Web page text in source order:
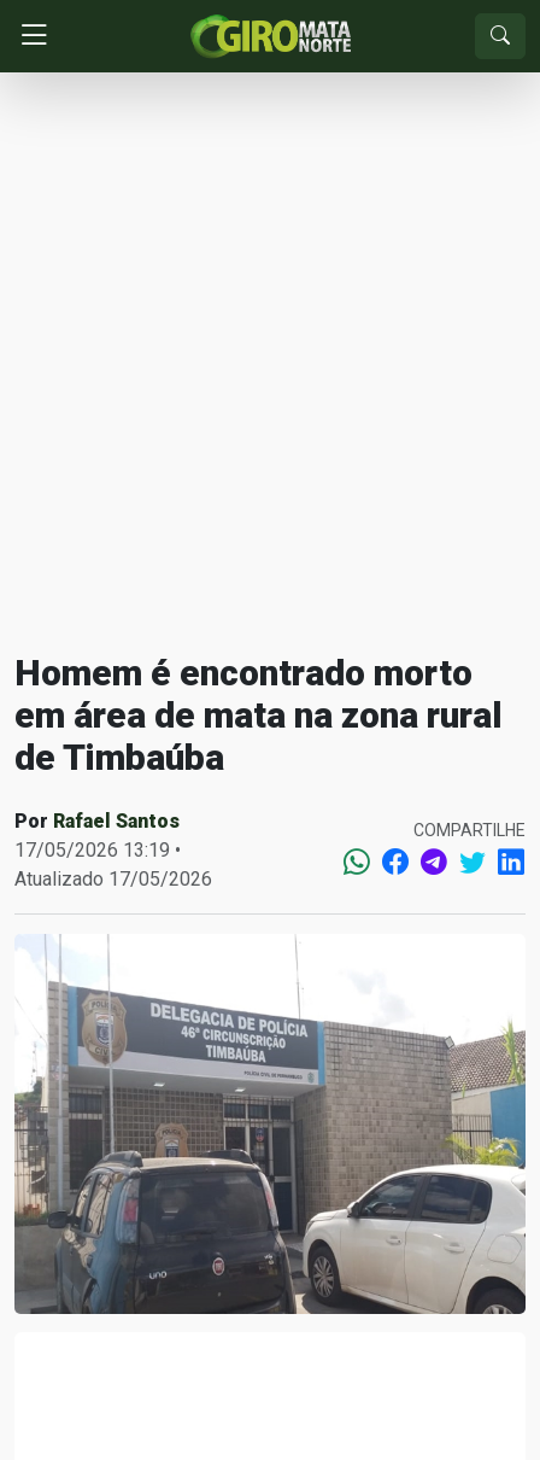
Homem é encontrado morto
em área de mata na zona rural
de Timbaúba
Por Rafael Santos
17/05/2026 13:19 •
Atualizado 17/05/2026
COMPARTILHE